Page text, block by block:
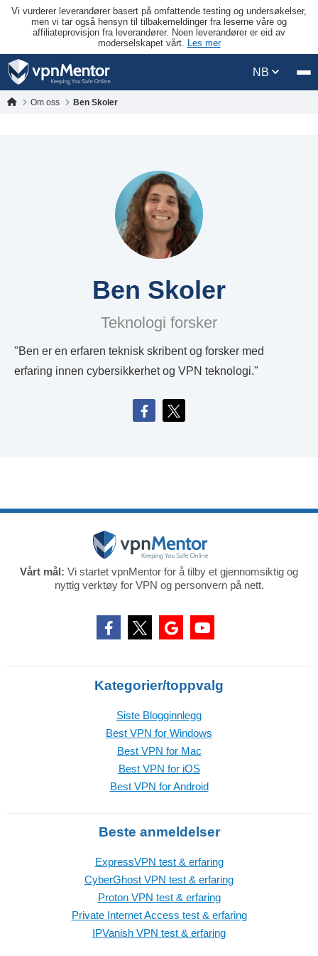
Vi vurderer leverandører basert på omfattende testing og undersøkelser,
men vi tar også hensyn til tilbakemeldinger fra leserne våre og
affiliateprovisjon fra leverandører. Noen leverandører er eid av
moderselskapet vårt. Les mer
NB
Om oss Ben Skoler
Ben Skoler
Teknologi forsker
"Ben er en erfaren teknisk skribent og forsker med
erfaring innen cybersikkerhet og VPN teknologi."
Vårt mål: Vi startet vpnMentor for å tilby et gjennomsiktig og
nyttig verktøy for VPN og personvern på nett.
Kategorier/toppvalg
Siste Blogginnlegg
Best VPN for Windows
Best VPN for Mac
Best VPN for iOS
Best VPN for Android
Beste anmeldelser
ExpressVPN test & erfaring
CyberGhost VPN test & erfaring
Proton VPN test & erfaring
Private Internet Access test & erfaring
IPVanish VPN test & erfaring